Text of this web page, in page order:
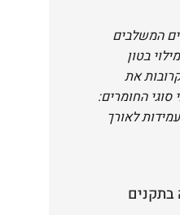
המשלבים
בטון
את
סוגי החומרים:
לאורך
בתקנים